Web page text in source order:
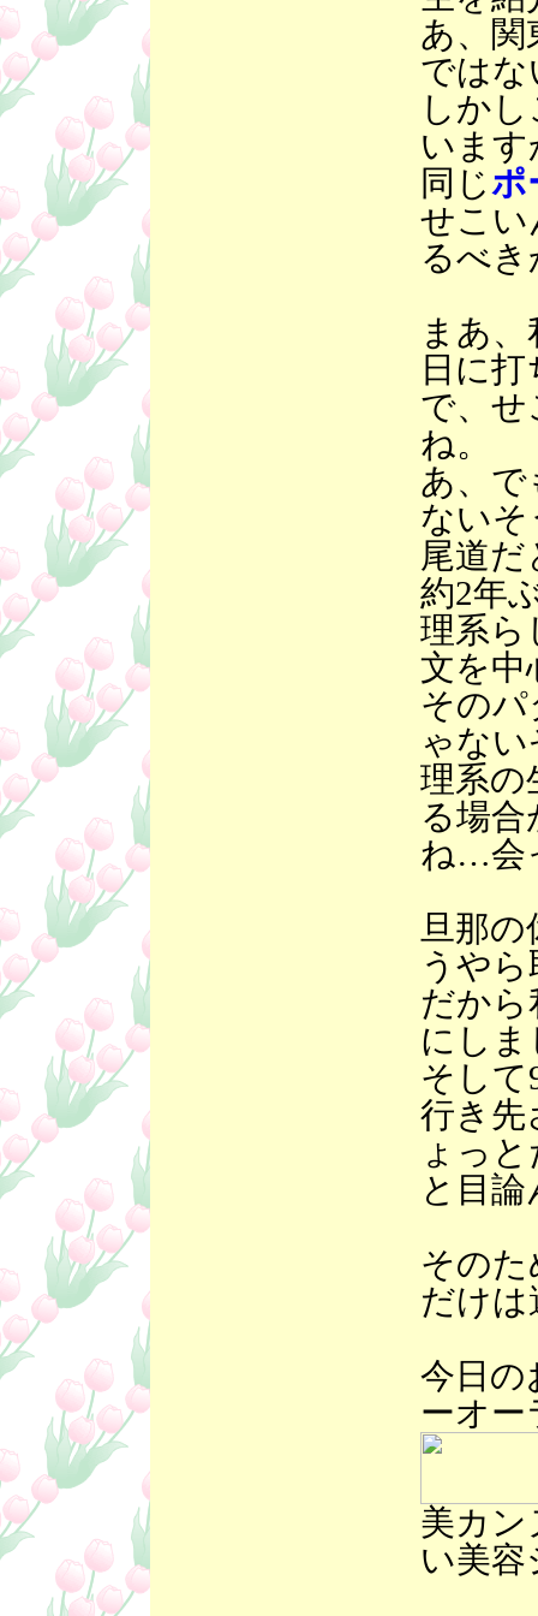
あ、関
ではな
しか
いま
同じポ
せこい
るべき
まあ
日に
で、せ
ね。
あ、で
ないそ
尾道
約2年
理系ら
文を中
その
ゃない
理系の
る場
ね…会
旦那の
うや
だから
にし
そして
行き先
ょっ
と目
その
だけは
今日
ーオー
美カン
い美容